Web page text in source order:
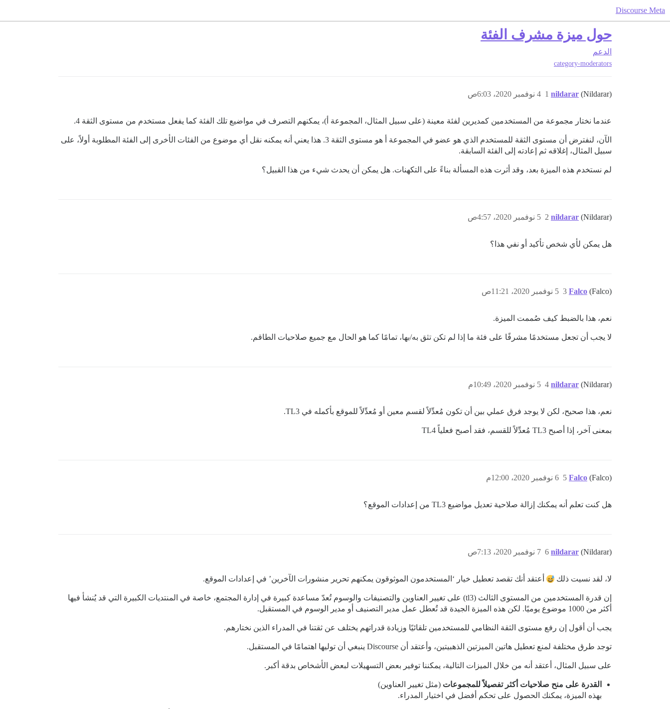
Discourse Meta
حول ميزة مشرف الفئة
الدعم
category-moderators
nildarar (Nildarar) 4 نوفمبر 2020، 6:03ص 1
عندما نختار مجموعة من المستخدمين كمديرين لفئة معينة (على سبيل المثال، المجموعة أ)، يمكنهم التصرف في مواضيع تلك الفئة كما يفعل مستخدم من مستوى الثقة 4.
الآن، لنفترض أن مستوى الثقة للمستخدم الذي هو عضو في المجموعة أ هو مستوى الثقة 3. هذا يعني أنه يمكنه نقل أي موضوع من الفئات الأخرى إلى الفئة المطلوبة أولاً، على
سبيل المثال، إغلاقه ثم إعادته إلى الفئة السابقة.
لم نستخدم هذه الميزة بعد، وقد أثرت هذه المسألة بناءً على التكهنات. هل يمكن أن يحدث شيء من هذا القبيل؟
nildarar (Nildarar) 5 نوفمبر 2020، 4:57ص 2
هل يمكن لأي شخص تأكيد أو نفي هذا؟
Falco (Falco) 5 نوفمبر 2020، 11:21ص 3
نعم، هذا بالضبط كيف صُممت الميزة.
لا يجب أن تجعل مستخدمًا مشرفًا على فئة ما إذا لم تكن تثق به/بها، تمامًا كما هو الحال مع جميع صلاحيات الطاقم.
nildarar (Nildarar) 5 نوفمبر 2020، 10:49م 4
نعم، هذا صحيح، لكن لا يوجد فرق عملي بين أن تكون مُعدِّلاً لقسم معين أو مُعدِّلاً للموقع بأكمله في TL3.
بمعنى آخر، إذا أصبح TL3 مُعدِّلاً للقسم، فقد أصبح فعلياً TL4
Falco (Falco) 6 نوفمبر 2020، 12:00م 5
هل كنت تعلم أنه يمكنك إزالة صلاحية تعديل مواضيع TL3 من إعدادات الموقع؟
nildarar (Nildarar) 7 نوفمبر 2020، 7:13ص 6
لا، لقد نسيت ذلك أعتقد أنك تقصد تعطيل خيار ‘المستخدمون الموثوقون يمكنهم تحرير منشورات الآخرين’ في إعدادات الموقع.
إن قدرة المستخدمين من المستوى الثالث (tl3) على تغيير العناوين والتصنيفات والوسوم تُعدّ مساعدة كبيرة في إدارة المجتمع، خاصة في المنتديات الكبيرة التي قد يُنشأ فيها
أكثر من 1000 موضوع يوميًا. لكن هذه الميزة الجيدة قد تُعطل عمل مدير التصنيف أو مدير الوسوم في المستقبل.
يجب أن أقول إن رفع مستوى الثقة النظامي للمستخدمين تلقائيًا وزيادة قدراتهم يختلف عن ثقتنا في المدراء الذين نختارهم.
توجد طرق مختلفة لمنع تعطيل هاتين الميزتين الذهبيتين، وأعتقد أن Discourse ينبغي أن توليها اهتمامًا في المستقبل.
على سبيل المثال، أعتقد أنه من خلال الميزات التالية، يمكننا توفير بعض التسهيلات لبعض الأشخاص بدقة أكبر.
القدرة على منح صلاحيات أكثر تفصيلاً للمجموعات (مثل تغيير العناوين)
بهذه الميزة، يمكنك الحصول على تحكم أفضل في اختيار المدراء.